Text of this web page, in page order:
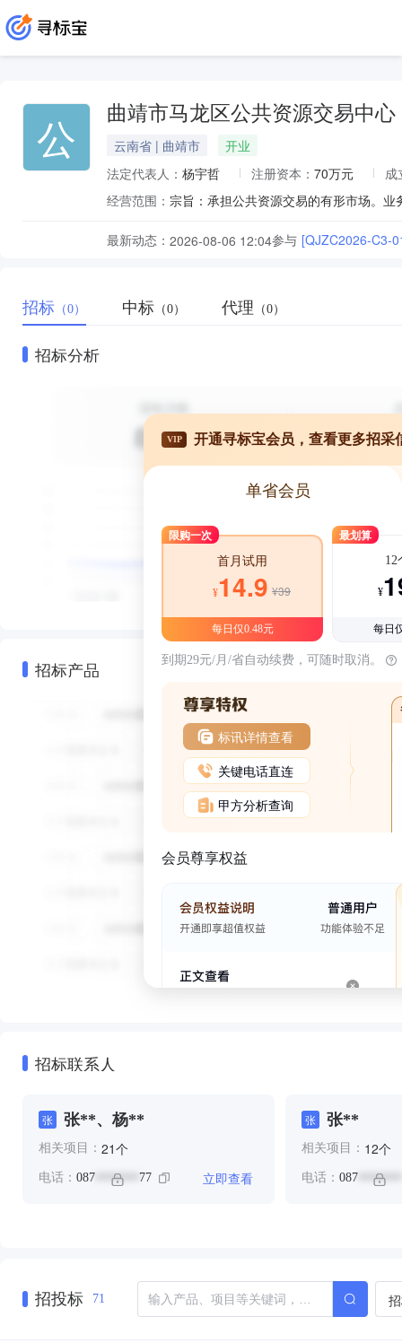
公 曲靖市马龙区公共资源交易中心
云南省 | 曲靖市
开业
法定代表人： 杨宇哲 注册资本： 70万元
成
经营范围：
最新动态： 2026-08-06 12:04参与 [QJZC2026-C3-
招标 （0） 中标 （0） 代理 （0）
招标分析
招标产品
VIP 开通寻标宝会员，查看更多招采
单省会员
限购一次
首月试用
¥14.9 ¥39
每日仅0.48元
最划算
12
¥
每日
到期29元/月/省自动续费，可随时取消。
标讯详情查看
关键电话直连
甲方分析查询
会员尊享权益
招标联系人
张 张**、杨**
相关项目： 21个
电话： 087 ******* 77 立即查看
张 张**
相关项目： 12个
电话： 087 *******
招投标 71